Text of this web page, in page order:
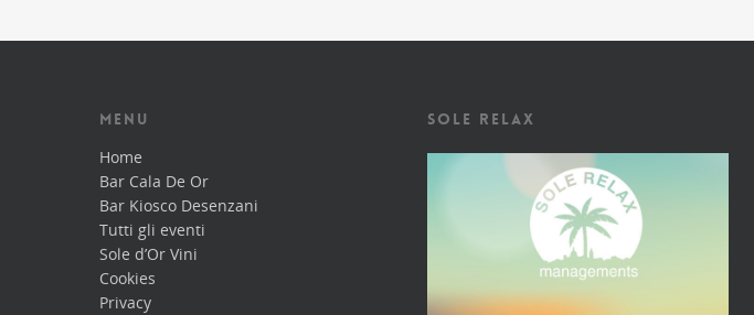
MENU
Home
Bar Cala De Or
Bar Kiosco Desenzani
Tutti gli eventi
Sole d’Or Vini
Cookies
Privacy
SOLE RELAX